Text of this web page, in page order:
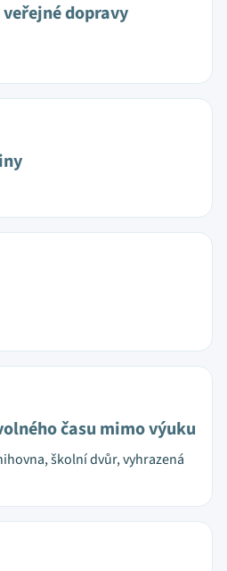
dopravy
času mimo výuku
školní dvůr, vyhrazená